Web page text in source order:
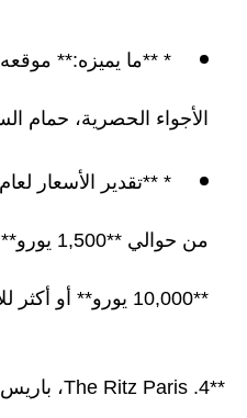
* **ما يميزه:** موقعه
الأجواء الحصرية، حمام
من حوالي
**10,000 يورو** أو أكثر للأجنحة والفلل الخاصة.
**4. The Ritz Paris، باريس، فرنسا:**